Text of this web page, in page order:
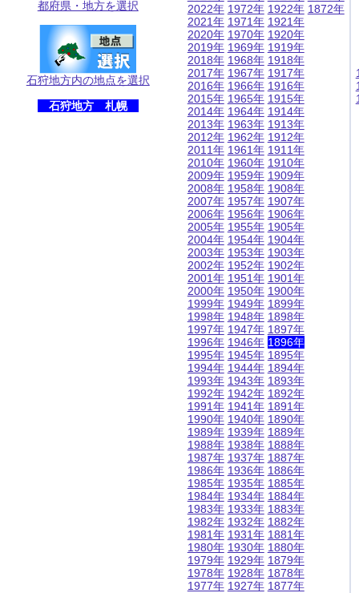
都府県・地方を選択
石狩地方内の地点を選択
石狩地方 札幌
2022年
2021年
2020年
2019年
2018年
2017年
2016年
2015年
2014年
2013年
2012年
2011年
2010年
2009年
2008年
2007年
2006年
2005年
2004年
2003年
2002年
2001年
2000年
1999年
1998年
1997年
1996年
1995年
1994年
1993年
1992年
1991年
1990年
1989年
1988年
1987年
1986年
1985年
1984年
1983年
1982年
1981年
1980年
1979年
1978年
1977年
1972年
1971年
1970年
1969年
1968年
1967年
1966年
1965年
1964年
1963年
1962年
1961年
1960年
1959年
1958年
1957年
1956年
1955年
1954年
1953年
1952年
1951年
1950年
1949年
1948年
1947年
1946年
1945年
1944年
1943年
1942年
1941年
1940年
1939年
1938年
1937年
1936年
1935年
1934年
1933年
1932年
1931年
1930年
1929年
1928年
1927年
1922年
1921年
1920年
1919年
1918年
1917年
1916年
1915年
1914年
1913年
1912年
1911年
1910年
1909年
1908年
1907年
1906年
1905年
1904年
1903年
1902年
1901年
1900年
1899年
1898年
1897年
1896年
1895年
1894年
1893年
1892年
1891年
1890年
1889年
1888年
1887年
1886年
1885年
1884年
1883年
1882年
1881年
1880年
1879年
1878年
1877年
1872年